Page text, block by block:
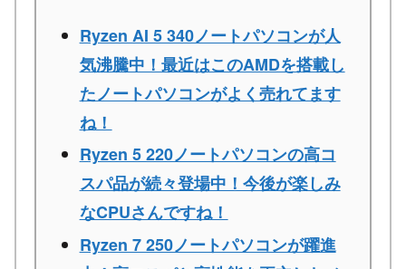
Ryzen AI 5 340ノートパソコンが人
気沸騰中！最近はこのAMDを搭載し
たノートパソコンがよく売れてます
ね！
Ryzen 5 220ノートパソコンの高コ
スパ品が続々登場中！今後が楽しみ
なCPUさんですね！
Ryzen 7 250ノートパソコンが躍進